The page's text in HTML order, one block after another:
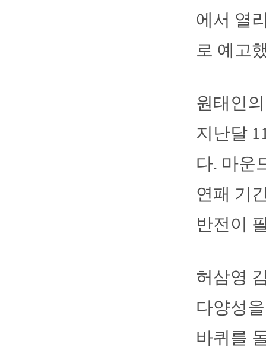
에서 열
로 예고
원태인
지난달
다. 마운
연패 기
반전이
허삼영
다양성
바퀴를